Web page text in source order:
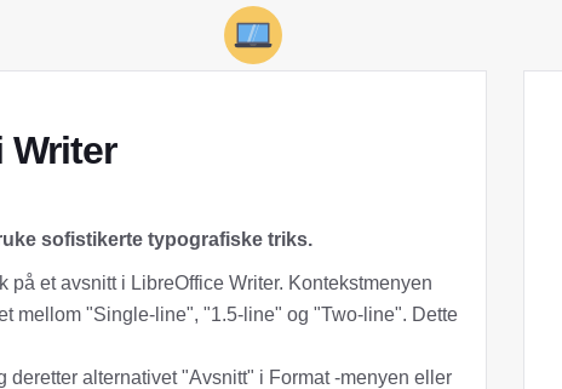
Writer
sofistikerte typografiske triks.
på et avsnitt i LibreOffice Writer. Kontekstmenyen
mellom "Single-line", "1.5-line" og "Two-line". Dette
alternativet "Avsnitt" i Format -menyen eller